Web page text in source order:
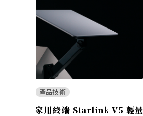
產品技術
家用終端 Starlink V5 輕量